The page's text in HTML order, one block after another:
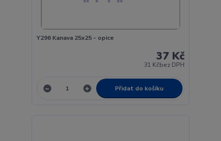
Y296 Kanava 25x25 - opice
37 Kč
31 Kčbez DPH
Přidat do košíku